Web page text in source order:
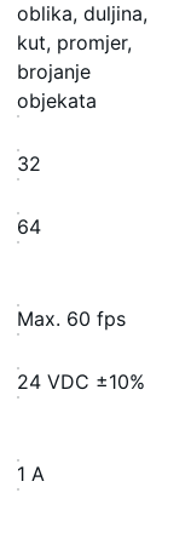
oblika, duljina,
kut, promjer,
brojanje
objekata
32
64
Max. 60 fps
24 VDC ±10%
1 A